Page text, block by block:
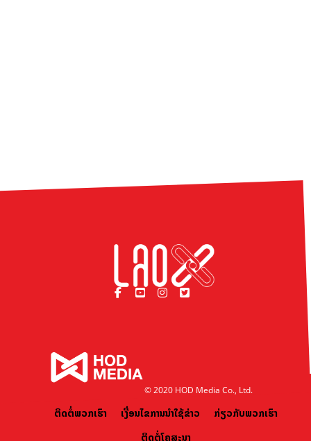
© 2020 HOD Media Co., Ltd.
ຕິດຕໍ່ພວກເຮົາ ເງື່ອນໄຂການນຳໃຊ້ຂ່າວ
ກ່ຽວກັບພວກເຮົາ
ຕິດຕໍ່ໂຄສະນາ